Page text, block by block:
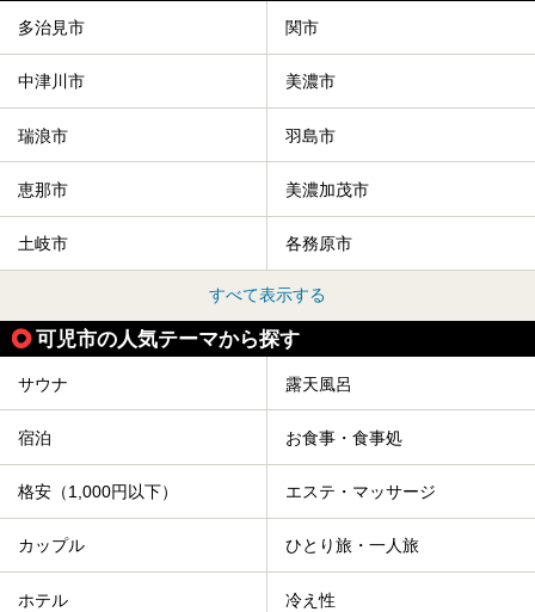
多治見市 関市
中津川市 美濃市
瑞浪市 羽島市
恵那市 美濃加茂市
土岐市 各務原市
すべて表示する
可児市の人気テーマから探す
サウナ 露天風呂
宿泊 お食事・食事処
格安（1,000円以下） エステ・マッサージ
カップル ひとり旅・一人旅
ホテル 冷え性